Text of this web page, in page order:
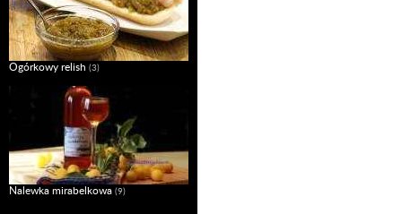
Ogórkowy relish (3)
Nalewka mirabelkowa (9)